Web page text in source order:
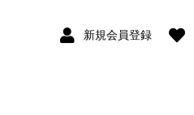
新規会員登録